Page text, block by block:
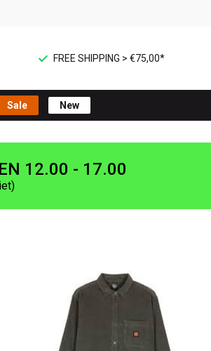
FREE SHIPPING > €75,00*
Sale New
12.00 - 17.00